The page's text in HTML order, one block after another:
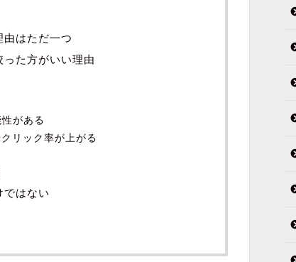
由はただ一つ
た方がいい理由
がある
リック率が上がる
ではない